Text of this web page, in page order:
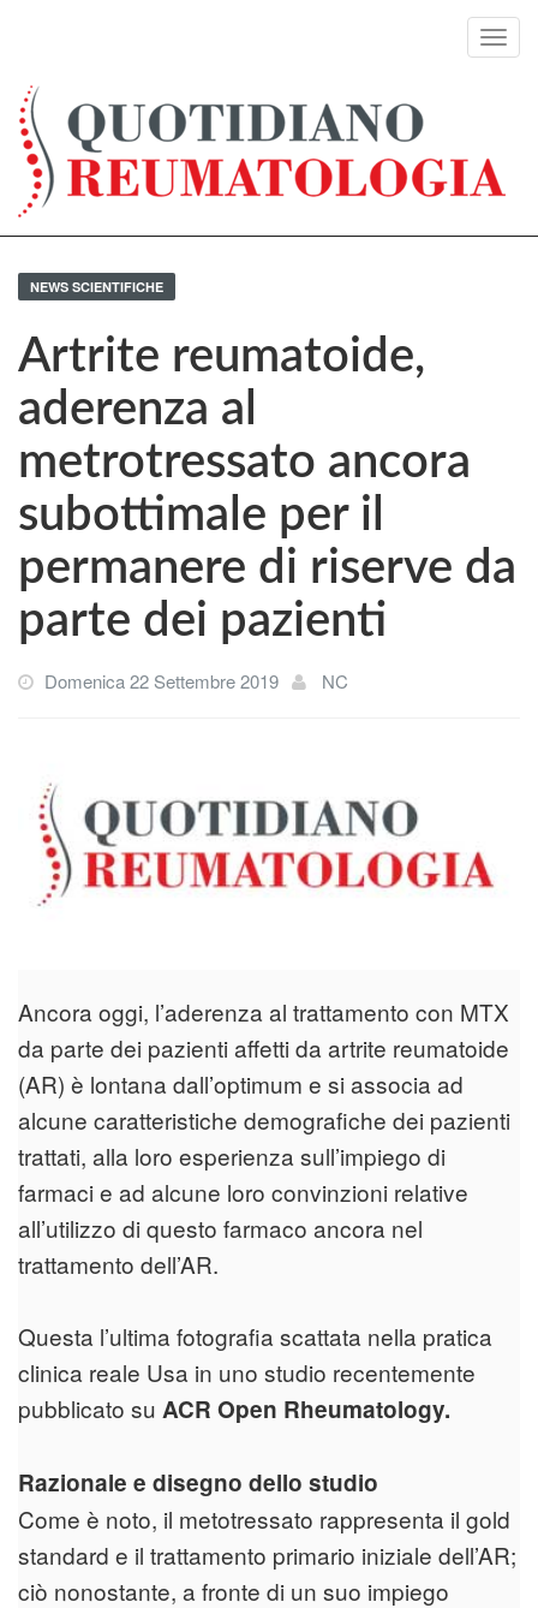
NEWS SCIENTIFICHE
Artrite reumatoide,
aderenza al
metrotressato ancora
subottimale per il
permanere di riserve da
parte dei pazienti
Domenica 22 Settembre 2019 NC
Ancora oggi, l’aderenza al trattamento con MTX
da parte dei pazienti affetti da artrite reumatoide
(AR) è lontana dall’optimum e si associa ad
alcune caratteristiche demografiche dei pazienti
trattati, alla loro esperienza sull’impiego di
farmaci e ad alcune loro convinzioni relative
all’utilizzo di questo farmaco ancora nel
trattamento dell’AR.
Questa l’ultima fotografia scattata nella pratica
clinica reale Usa in uno studio recentemente
pubblicato su ACR Open Rheumatology.
Razionale e disegno dello studio
Come è noto, il metotressato rappresenta il gold
standard e il trattamento primario iniziale dell’AR;
ciò nonostante, a fronte di un suo impiego